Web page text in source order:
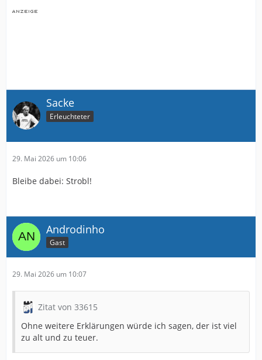
Sacke
Erleuchteter
29. Mai 2026 um 10:06
Bleibe dabei: Strobl!
Androdinho
Gast
29. Mai 2026 um 10:07
Zitat von 33615
Ohne weitere Erklärungen würde ich sagen, der ist viel
zu alt und zu teuer.